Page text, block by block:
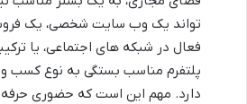
تواند یک وب سایت شخصی، یک
فعال در شبکه های اجتماعی، یا
پلتفرم مناسب بستگی به نوع کسب
دارد. مهم این است که حضوری حرفه